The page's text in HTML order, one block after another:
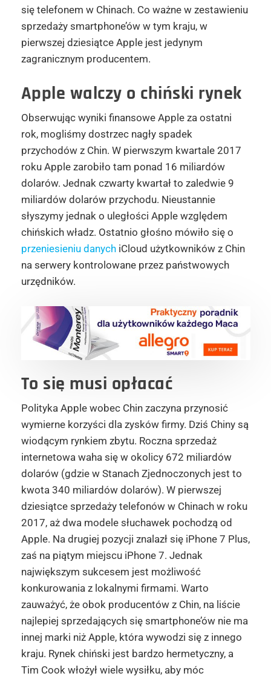
się telefonem w Chinach. Co ważne w zestawieniu
sprzedaży smartphone’ów w tym kraju, w
pierwszej dziesiątce Apple jest jedynym
zagranicznym producentem.
Apple walczy o chiński rynek
Obserwując wyniki finansowe Apple za ostatni
rok, mogliśmy dostrzec nagły spadek
przychodów z Chin. W pierwszym kwartale 2017
roku Apple zarobiło tam ponad 16 miliardów
dolarów. Jednak czwarty kwartał to zaledwie 9
miliardów dolarów przychodu. Nieustannie
słyszymy jednak o uległości Apple względem
chińskich władz. Ostatnio głośno mówiło się o
przeniesieniu danychiCloud użytkowników z Chin
na serwery kontrolowane przez państwowych
urzędników.
To się musi opłacać
Polityka Apple wobec Chin zaczyna przynosić
wymierne korzyści dla zysków firmy. Dziś Chiny są
wiodącym rynkiem zbytu. Roczna sprzedaż
internetowa waha się w okolicy 672 miliardów
dolarów (gdzie w Stanach Zjednoczonych jest to
kwota 340 miliardów dolarów). W pierwszej
dziesiątce sprzedaży telefonów w Chinach w roku
2017, aż dwa modele słuchawek pochodzą od
Apple. Na drugiej pozycji znalazł się iPhone 7 Plus,
zaś na piątym miejscu iPhone 7. Jednak
największym sukcesem jest możliwość
konkurowania z lokalnymi firmami. Warto
zauważyć, że obok producentów z Chin, na liście
najlepiej sprzedających się smartphone’ów nie ma
innej marki niż Apple, która wywodzi się z innego
kraju. Rynek chiński jest bardzo hermetyczny, a
Tim Cook włożył wiele wysiłku, aby móc